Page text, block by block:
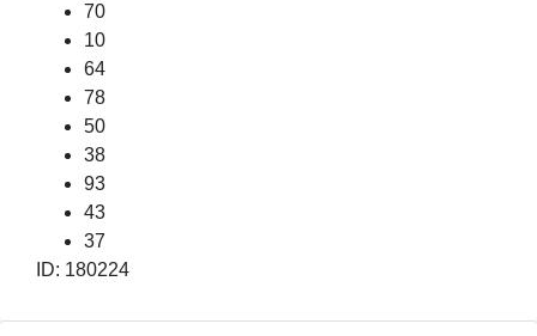
70
10
64
78
50
38
93
43
37
ID: 180224